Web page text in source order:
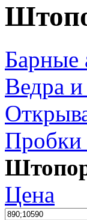
Барные
Ведра
Цена